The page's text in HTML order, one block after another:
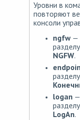
Уровни в
повторяют
консоли
ngfw —
NGFW.
logan
LogAn.